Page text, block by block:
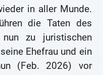
in aller Munde.
die Taten des
zu juristischen
Ehefrau und ein
(Feb. 2026) vor